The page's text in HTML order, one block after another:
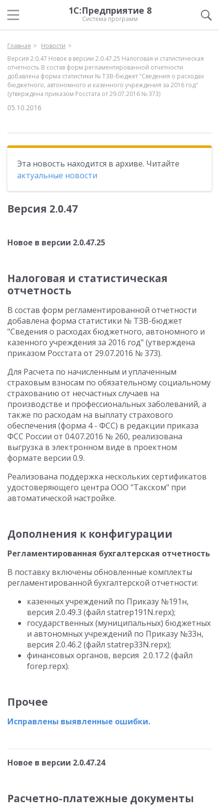
1С:Предприятие 8
Система программ
Главная
Новости
Версия 2.0.47 Новое в версии 2.0.47.25 Налоговая и статистическая
отчетность В состав форм регламентированной отчетности
добавлена форма статистики № ТЗВ-бюджет "Сведения о расходах
бюджетного, автономного и казенного учреждения за 2016 год"
(утверждена приказом Росстата от 29.07.2016 № 373)
05.10.2016
Эта новость находится в архиве. Читайте
актуальные новости
Версия 2.0.47
Новое в версии 2.0.47.25
Налоговая и статистическая
отчетность
В состав форм регламентированной отчетности
добавлена форма статистики № ТЗВ-бюджет
"Сведения о расходах бюджетного, автономного и
казенного учреждения за 2016 год" (утверждена
приказом Росстата от 29.07.2016 № 373).
Для Расчета по начисленным и уплаченным
страховым взносам по обязательному социальному
страхованию от несчастных случаев на
производстве и профессиональных заболеваний, а
также по расходам на выплату страхового
обеспечения (форма 4 - ФСС) в редакции приказа
ФСС России от 04.07.2016 № 260, реализована
выгрузка в электронном виде в проектном
формате версии 0.9.
Реализована поддержка нескольких сертификатов
удостоверяющего центра ООО "Такском" при
автоматической настройке.
Дополнения к конфигурации
Регламентированная бухгалтерская отчетность
В поставку включены обновленные комплекты
регламентированной бухгалтерской отчетности:
казенных учреждений по Приказу №191н,
версия 2.0.49.3 (файл statrep191N.repx);
государственных (муниципальных) бюджетных
и автономных учреждений по Приказу №33н,
версия 2.0.46.2 (файл statrep33N.repx);
финансовых органов, версия 2.0.17.2 (файл
forep.repx).
Прочее
Исправлены выявленные ошибки.
Новое в версии 2.0.47.24
Расчетно-платежные документы